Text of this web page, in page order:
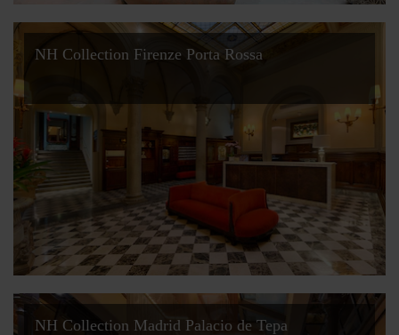
NH Collection Firenze Porta Rossa
NH Collection Madrid Palacio de Tepa